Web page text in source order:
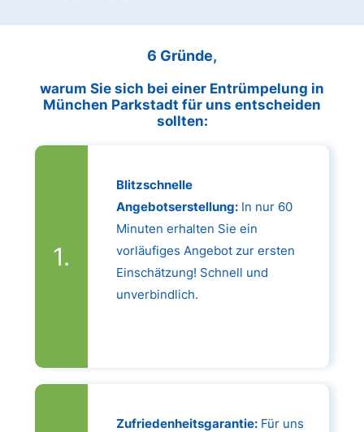
6 Gründe,
warum Sie sich bei einer Entrümpelung in
München Parkstadt für uns entscheiden
sollten:
Blitzschnelle
Angebotserstellung:In nur 60
Minuten erhalten Sie ein
vorläufiges Angebot zur ersten
Einschätzung! Schnell und
unverbindlich.
Zufriedenheitsgarantie:Für uns